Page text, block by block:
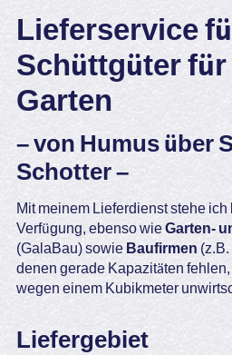
Lieferservice
Schüttgüter
Garten
– von Humus über
Schotter –
Mit meinem Lieferdienst stehe ich
Verfügung, ebenso wieGarten-
(GalaBau) sowie Baufirmen
denen gerade Kapazitäten
wegen einem Kubikmeter
Liefergebiet